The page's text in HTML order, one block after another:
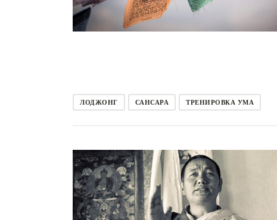
ЛОДЖОНГ САНСАРА ТРЕНИРОВКА УМА